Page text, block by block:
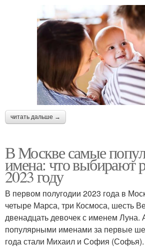
читать дальше →
В Москве самые
имена: что выбирают
2023 году
В первом полугодии 2023 года в
четыре Марса, три Космоса, шесть
двенадцать девочек с именем
популярными именами за первые
года стали Михаил и София (Софья).